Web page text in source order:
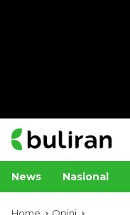
News Nasional